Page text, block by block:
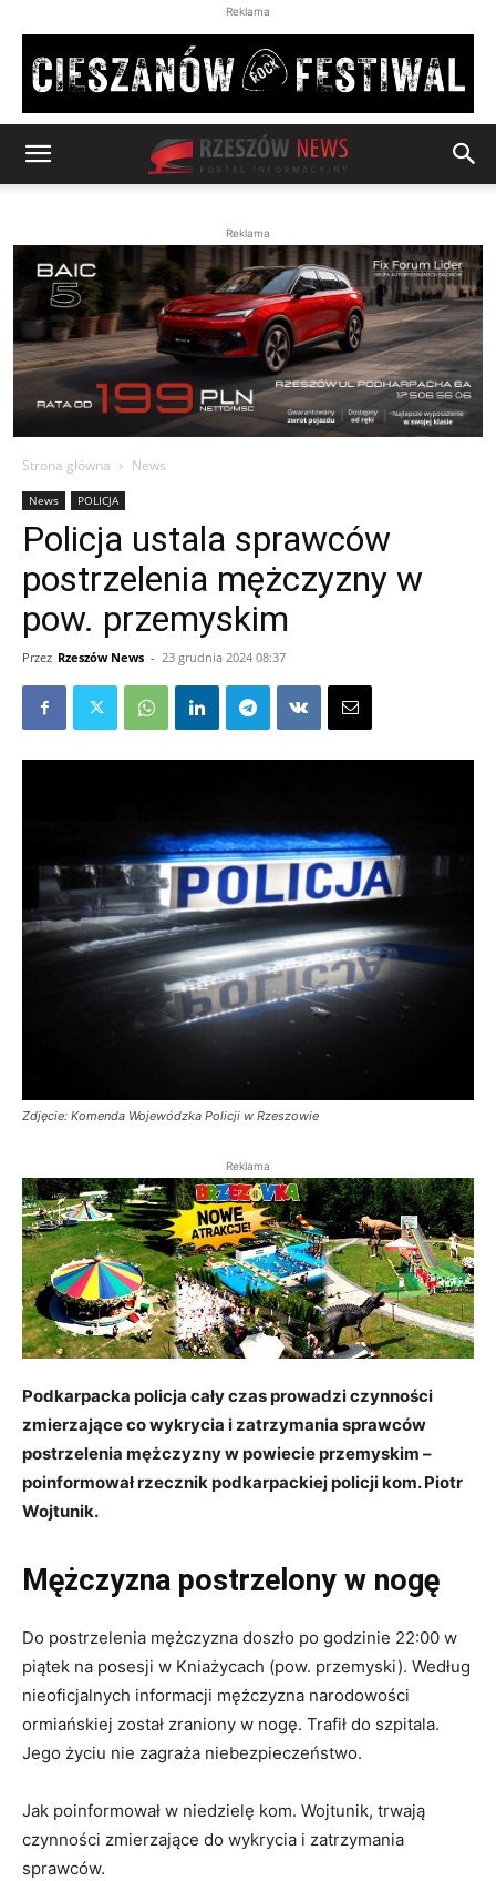
Reklama
Reklama
Strona główna News
News POLICJA
Policja ustala sprawców
postrzelenia mężczyzny w
pow. przemyskim
Przez Rzeszów News - 23 grudnia 2024 08:37
Zdjęcie: Komenda Wojewódzka Policji w Rzeszowie
Reklama
Podkarpacka policja cały czas prowadzi czynności
zmierzające co wykrycia i zatrzymania sprawców
postrzelenia mężczyzny w powiecieprzemyskim –
poinformował rzecznik podkarpackiej policji kom. Piotr
Wojtunik.
Mężczyzna postrzelony w nogę
Do postrzelenia mężczyzna doszło po godzinie 22:00 w
piątek na posesji w Kniażycach (pow. przemyski). Według
nieoficjalnych informacji mężczyzna narodowości
ormiańskiej został zraniony w nogę. Trafił do szpitala.
Jego życiu nie zagraża niebezpieczeństwo.
Jak poinformował w niedzielę kom. Wojtunik, trwają
czynności zmierzające do wykrycia i zatrzymania
sprawców.